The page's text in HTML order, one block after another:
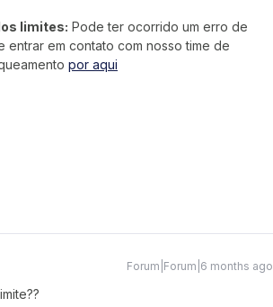
limites: Pode ter ocorrido um erro de
entrar em contato com nosso time de
por aqui
Forum|Forum|6 months ago